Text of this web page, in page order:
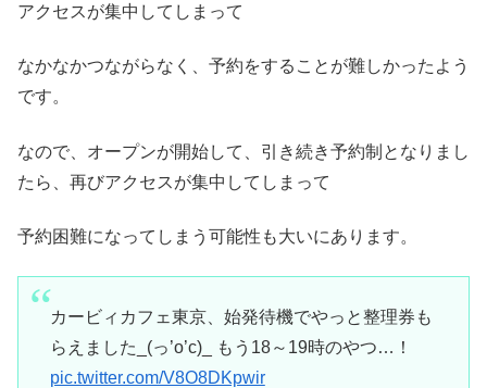
アクセスが集中してしまって
なかなかつながらなく、予約をすることが難しかったよう
です。
なので、オープンが開始して、引き続き予約制となりまし
たら、再びアクセスが集中してしまって
予約困難になってしまう可能性も大いにあります。
カービィカフェ東京、始発待機でやっと整理券も
らえました_(っ’o’c)_ もう18～19時のやつ…！
pic.twitter.com/V8O8DKpwir